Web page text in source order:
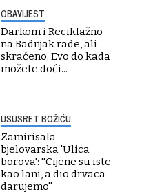
OBAVIJEST
Darkom i Reciklažno
na Badnjak rade, ali
skraćeno. Evo do kada
možete doći...
USUSRET BOŽIĆU
Zamirisala
bjelovarska 'Ulica
borova': ''Cijene su iste
kao lani, a dio drvaca
darujemo''